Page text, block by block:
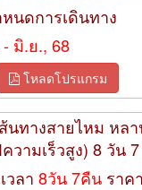
นดการเดินทาง
- มิ.ย., 68
โหลดโปรแกรม
นทางสายไหม หล
วามเร็วสูง) 8 วัน
วลา8วัน 7คืน ราค